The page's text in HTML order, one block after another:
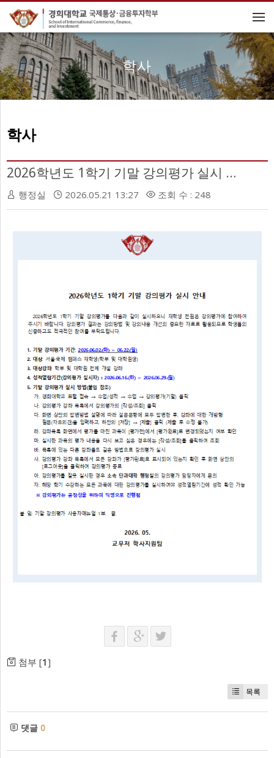
메뉴 건너뛰기
학사
학사
2026학년도 1학기 기말 강의평가 실시 안내
행정실 2026.05.21 13:27 조회 수 : 248
첨부 [1]
목록
댓글 0